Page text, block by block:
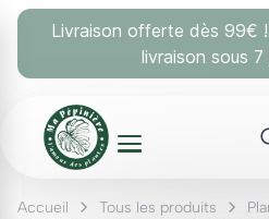
Livraison offerte dès 99€
livraison sous 7
Accueil Tous les produits
Panneau de gestion des cookies